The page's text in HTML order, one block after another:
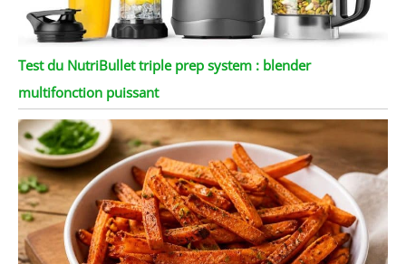
Test du NutriBullet triple prep system : blender
multifonction puissant